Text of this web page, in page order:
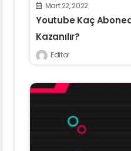
Mart 22, 2022
Youtube Kaç
Kazanılır?
Editor